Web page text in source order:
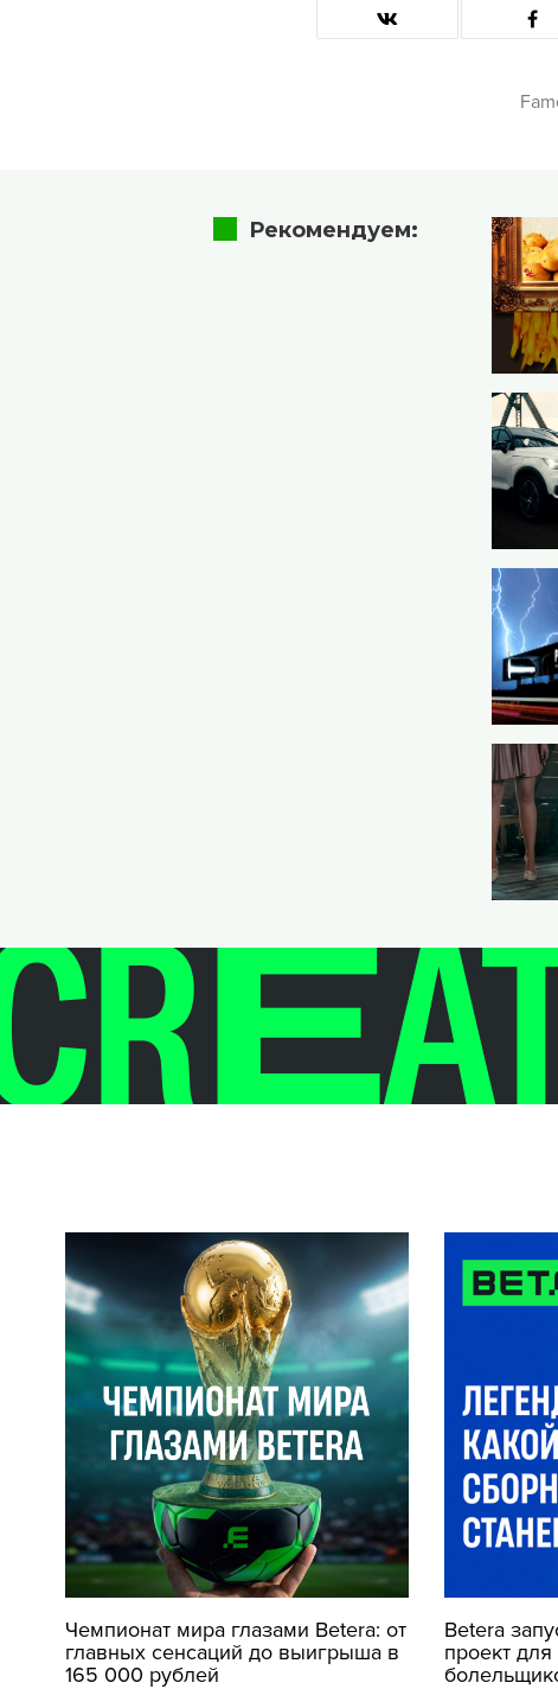
Рекомендуем:
Чемпионат мира глазами Betera: от
главных сенсаций до выигрыша в
165 000 рублей
Betera
проект